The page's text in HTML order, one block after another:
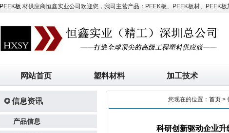
PEEK板 材供应商恒鑫实业公司欢迎您，我司主营产品：PEEK板、PEEK板材、PEEK板
网站首页 塑料材料 加工技术
信息资讯
产品信息
您现在的位置： 首页 >
科研创新驱动企业